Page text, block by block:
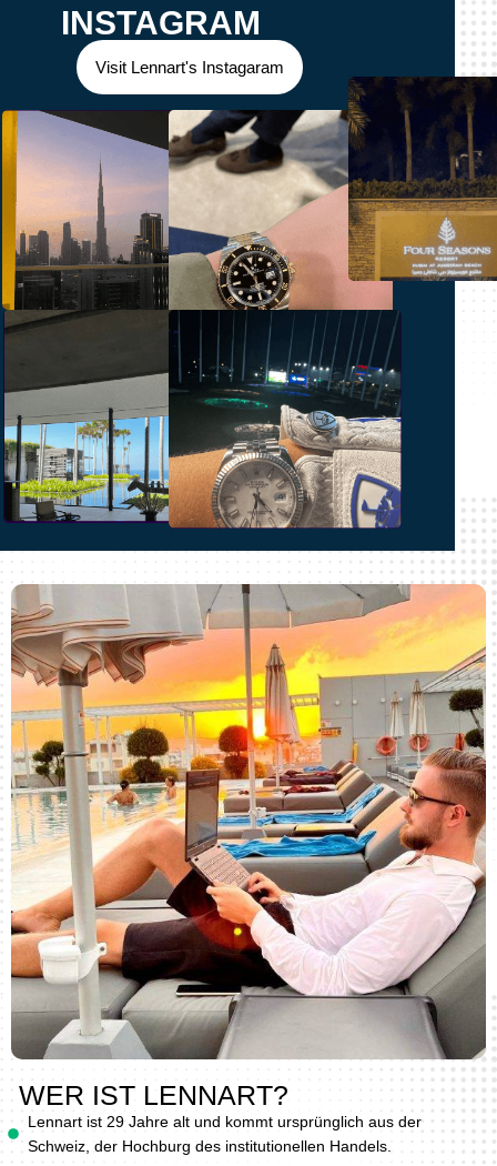
INSTAGRAM
Visit Lennart's Instagaram
WER IST LENNART?
Lennart ist 29 Jahre alt und kommt ursprünglich aus der
Schweiz, der Hochburg des institutionellen Handels.